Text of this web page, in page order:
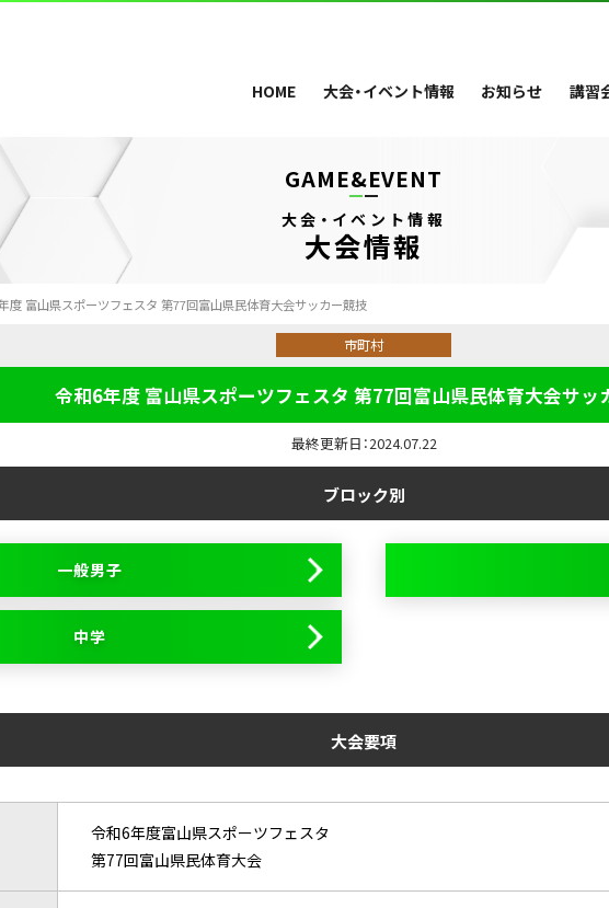
HOME 大会・イベント情報 お知らせ 講習
GAME&EVENT
大会・イベント情報
大会情報
度 富山県スポーツフェスタ 第77回富山県民体育大会サッカー競技
市町村
令和6年度 富山県スポーツフェスタ 第77回富山県民体育大会サッ
最終更新日：2024.07.22
ブロック別
一般男子
中学
大会要項
令和6年度富山県スポーツフェスタ
第77回富山県民体育大会